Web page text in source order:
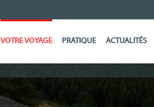
VOTRE VOYAGE PRATIQUE ACTUALITÉS